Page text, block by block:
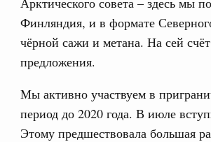
Финляндия, и в формате
чёрной сажи и метана. На сей
предложения.
Мы активно участвуем в
период до 2020 года. В июле
Этому предшествовала большая